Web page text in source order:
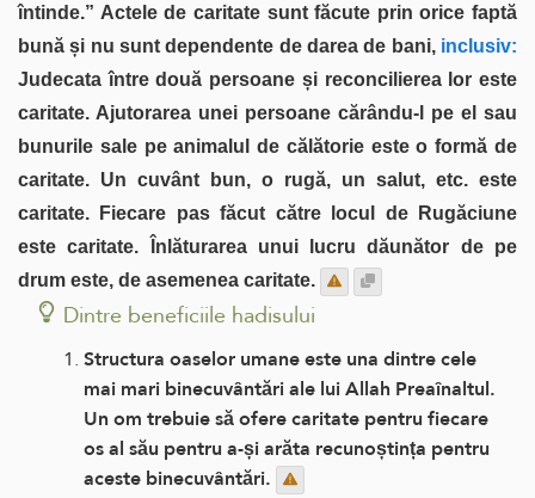
întinde.” Actele de caritate sunt făcute prin orice faptă
bună și nu sunt dependente de darea de bani,inclusiv:
Judecata între două persoane și reconcilierea lor este
caritate. Ajutorarea unei persoane cărându-l pe el sau
bunurile sale pe animalul de călătorie este o formă de
caritate. Un cuvânt bun, o rugă, un salut, etc. este
caritate. Fiecare pas făcut către locul de Rugăciune
este caritate. Înlăturarea unui lucru dăunător de pe
drum este, de asemenea caritate.
Dintre beneficiile hadisului
Structura oaselor umane este una dintre cele
mai mari binecuvântări ale lui Allah Preaînaltul.
Un om trebuie să ofere caritate pentru fiecare
os al său pentru a-și arăta recunoștința pentru
aceste binecuvântări.